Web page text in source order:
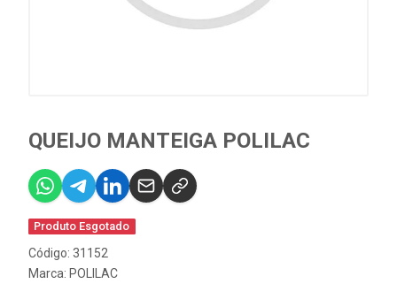
QUEIJO MANTEIGA POLILAC
Produto Esgotado
Código: 31152
Marca: POLILAC